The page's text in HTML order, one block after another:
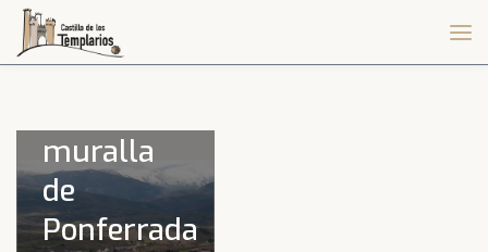
muralla
de
Ponferrada